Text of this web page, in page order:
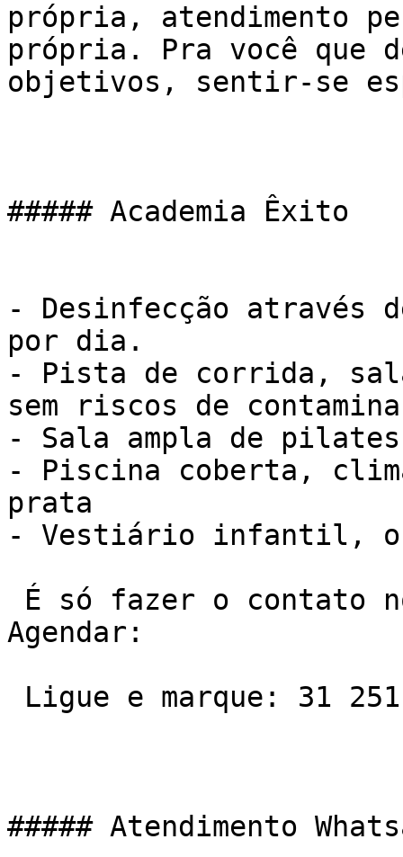
própria, atendimento
própria. Pra você que
objetivos, sentir-se
##### Academia Êxito
- Desinfecção
por dia.
- Pista de corrida,
sem riscos de
- Sala ampla de pilates
- Piscina coberta,
prata
- Vestiário infantil, o
Agendar:
##### Atendimento